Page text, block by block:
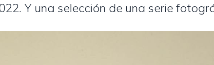
Y una selección de una serie